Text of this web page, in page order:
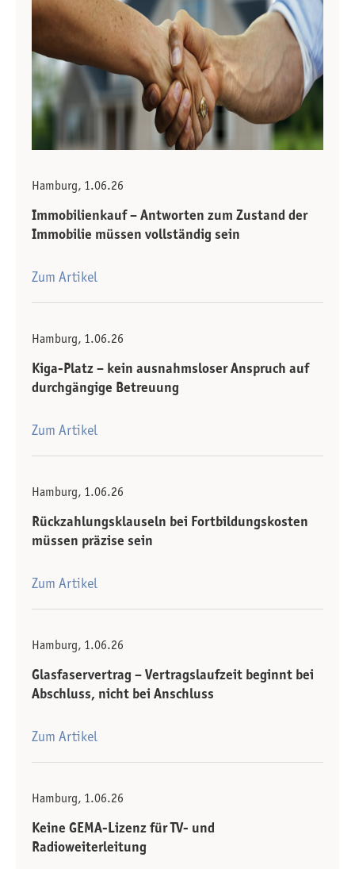
Hamburg, 1.06.26
Immobilienkauf – Antworten zum Zustand der
Immobilie müssen vollständig sein
Zum Artikel
Hamburg, 1.06.26
Kiga-Platz – kein ausnahmsloser Anspruch auf
durchgängige Betreuung
Zum Artikel
Hamburg, 1.06.26
Rückzahlungsklauseln bei Fortbildungskosten
müssen präzise sein
Zum Artikel
Hamburg, 1.06.26
Glasfaservertrag – Vertragslaufzeit beginnt bei
Abschluss, nicht bei Anschluss
Zum Artikel
Hamburg, 1.06.26
Keine GEMA-Lizenz für TV- und
Radioweiterleitung